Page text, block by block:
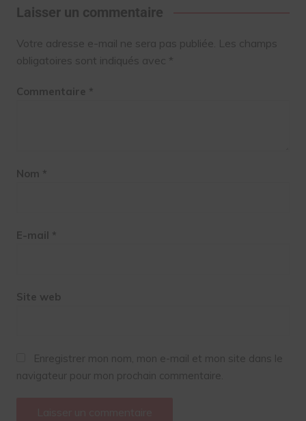
Laisser un commentaire
Votre adresse e-mail ne sera pas publiée. Les champs
obligatoires sont indiqués avec *
Commentaire *
Nom *
E-mail *
Site web
Enregistrer mon nom, mon e-mail et mon site dans le
navigateur pour mon prochain commentaire.